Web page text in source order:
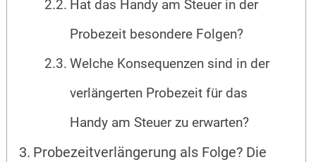
Hat das Handy am Steuer in der
Probezeit besondere Folgen?
Welche Konsequenzen sind in der
verlängerten Probezeit für das
Handy am Steuer zu erwarten?
Probezeitverlängerung als Folge? Die